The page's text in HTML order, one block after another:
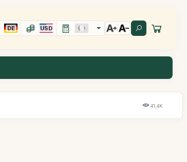
DE USD
41,4K